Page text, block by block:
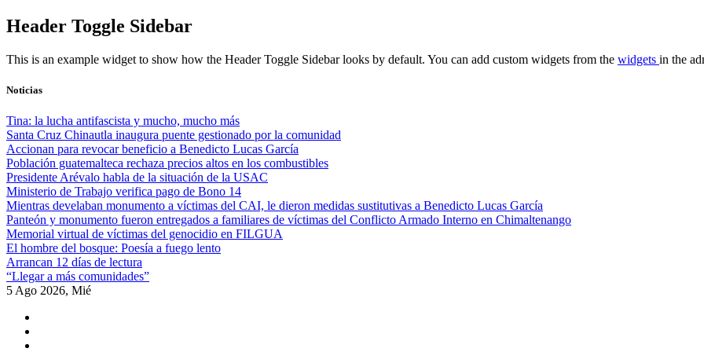
Skip
to
Header Toggle Sidebar
This is an example widget to show how the Header Toggle Sidebar looks by default. You can add custom widgets from the widgets in the
Noticias
Tina: la lucha antifascista y mucho, mucho más
Santa Cruz Chinautla inaugura puente gestionado por la comunidad
Accionan para revocar beneficio a Benedicto Lucas García
Población guatemalteca rechaza precios altos en los combustibles
Presidente Arévalo habla de la situación de la USAC
Ministerio de Trabajo verifica pago de Bono 14
Mientras develaban monumento a víctimas del CAI, le dieron medidas sustitutivas a Benedicto Lucas García
Panteón y monumento fueron entregados a familiares de víctimas del Conflicto Armado Interno en Chimaltenango
Memorial virtual de víctimas del genocidio en FILGUA
El hombre del bosque: Poesía a fuego lento
Arrancan 12 días de lectura
“Llegar a más comunidades”
5 Ago 2026, Mié